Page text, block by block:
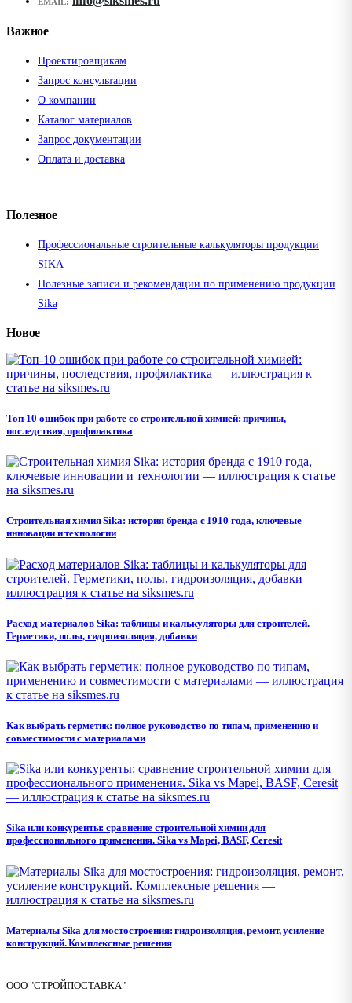
Важное
Проектировщикам
Запрос консультации
О компании
Каталог материалов
Запрос документации
Оплата и доставка
Полезное
Профессиональные строительные калькуляторы продукции
SIKA
Полезные записи и рекомендации по применению продукции
Sika
Новое
Топ-10 ошибок при работе со строительной химией: причины,
последствия, профилактика
Строительная химия Sika: история бренда с 1910 года, ключевые
инновации и технологии
Расход материалов Sika: таблицы и калькуляторы для строителей.
Герметики, полы, гидроизоляция, добавки
Как выбрать герметик: полное руководство по типам, применению и
совместимости с материалами
Sika или конкуренты: сравнение строительной химии для
профессионального применения. Sika vs Mapei, BASF, Ceresit
Материалы Sika для мостостроения: гидроизоляция, ремонт, усиление
конструкций. Комплексные решения
ООО "СТРОЙПОСТАВКА"